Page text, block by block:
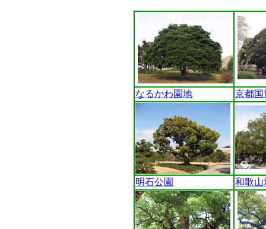
なるかわ園地 京都国
明石公園 和歌山